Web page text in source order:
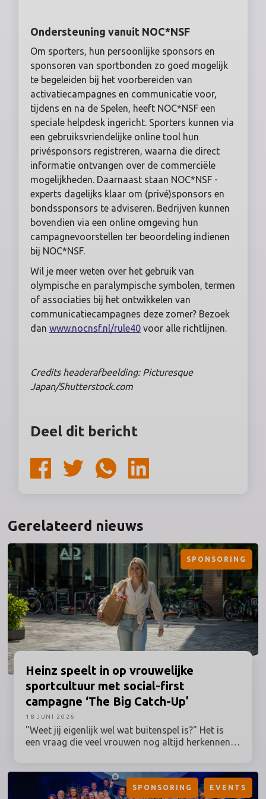
Ondersteuning vanuit NOC*NSF
Om sporters, hun persoonlijke sponsors en
sponsoren van sportbonden zo goed mogelijk
te begeleiden bij het voorbereiden van
activatiecampagnes en communicatie voor,
tijdens en na de Spelen, heeft NOC*NSF een
speciale helpdesk ingericht. Sporters kunnen via
een gebruiksvriendelijke online tool hun
privésponsors registreren, waarna die direct
informatie ontvangen over de commerciële
mogelijkheden. Daarnaast staan NOC*NSF -
experts dagelijks klaar om (privé)sponsors en
bondssponsors te adviseren. Bedrijven kunnen
bovendien via een online omgeving hun
campagnevoorstellen ter beoordeling indienen
bij NOC*NSF.
Wil je meer weten over het gebruik van
olympische en paralympische symbolen, termen
of associaties bij het ontwikkelen van
communicatiecampagnes deze zomer? Bezoek
dan www.nocnsf.nl/rule40voor alle richtlijnen.
Credits headerafbeelding: Picturesque
Japan/Shutterstock.com
Deel dit bericht
Gerelateerd nieuws
Heinz speelt in op vrouwelijke
sportcultuur met social-first
campagne ‘The Big Catch-Up’
"Weet jij eigenlijk wel wat buitenspel is?" Het is
een vraag die veel vrouwen nog altijd herkennen,
sportmomenten en de activaties daaromheen nog
vaak ontwikkeld vanuit een traditioneel beeld van
SPONSORING
18 JUNI 2026
SPONSORING EVENTS